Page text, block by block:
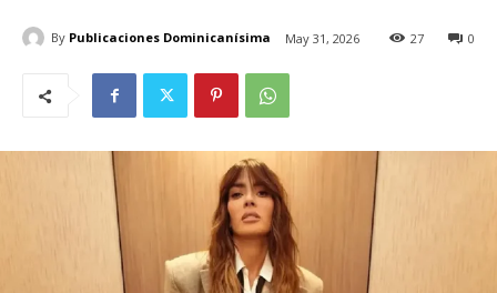
By Publicaciones Dominicanísima May 31, 2026 0
27